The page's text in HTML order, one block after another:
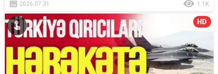
2026.07.31
1.1K
HD